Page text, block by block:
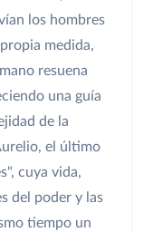
los hombres
medida,
resuena
una guía
de la
el último
cuya vida,
del poder y las
tiempo un